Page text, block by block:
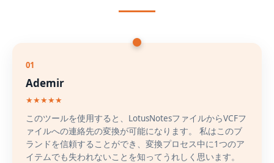
01
Ademir
★★★★★
このツールを使用すると、LotusNotesファイルからVCFフ
ァイルへの連絡先の変換が可能になります。 私はこのブ
ランドを信頼することができ、変換プロセス中に1つのア
イテムでも失われないことを知ってうれしく思います。